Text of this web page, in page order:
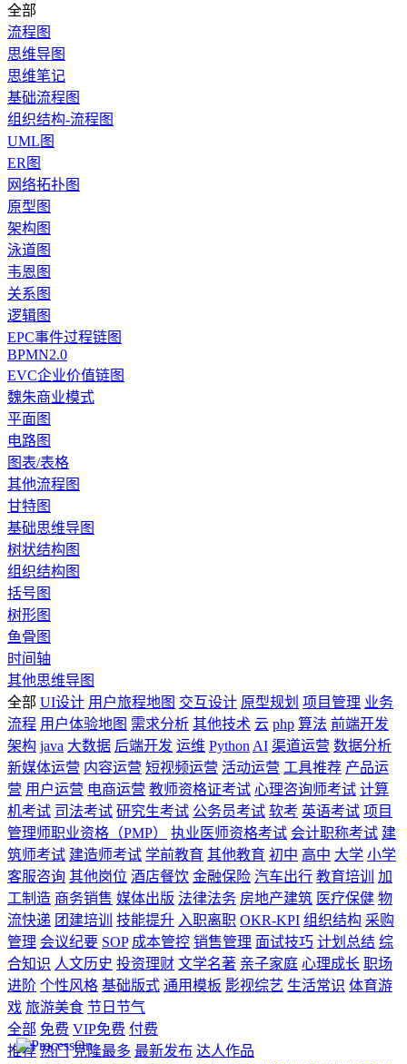
全部
流程图
思维导图
思维笔记
基础流程图
组织结构-流程图
UML图
ER图
网络拓扑图
原型图
架构图
泳道图
韦恩图
关系图
逻辑图
EPC事件过程链图
BPMN2.0
EVC企业价值链图
魏朱商业模式
平面图
电路图
图表/表格
其他流程图
甘特图
基础思维导图
树状结构图
组织结构图
括号图
树形图
鱼骨图
时间轴
其他思维导图
全部 UI设计 用户旅程地图 交互设计 原型规划 项目管理 业务
流程 用户体验地图 需求分析 其他技术 云 php 算法 前端开发
架构 java 大数据 后端开发 运维 Python AI 渠道运营 数据分析
新媒体运营 内容运营 短视频运营 活动运营 工具推荐 产品运
营 用户运营 电商运营 教师资格证考试 心理咨询师考试 计算
机考试 司法考试 研究生考试 公务员考试 软考 英语考试 项目
管理师职业资格（PMP）
执业医师资格考试 会计职称考试 建
筑师考试 建造师考试 学前教育 其他教育 初中 高中 大学 小学
客服咨询 其他岗位 酒店餐饮 金融保险 汽车出行 教育培训
加
工制造 商务销售 媒体出版 法律法务 房地产建筑 医疗保健 物
流快递 团建培训 技能提升 入职离职 OKR-KPI 组织结构 采购
管理 会议纪要 SOP 成本管控 销售管理 面试技巧 计划总结 综
合知识 人文历史 投资理财 文学名著 亲子家庭 心理成长 职场
进阶 个性风格 基础版式 通用模板 影视综艺 生活常识 体育游
戏 旅游美食 节日节气
全部 免费 VIP免费 付费
推荐 热门 克隆最多 最新发布 达人作品